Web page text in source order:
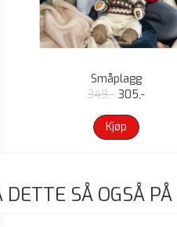
Småplagg
349,- 305,-
Kjøp
SÅ OGSÅ PÅ